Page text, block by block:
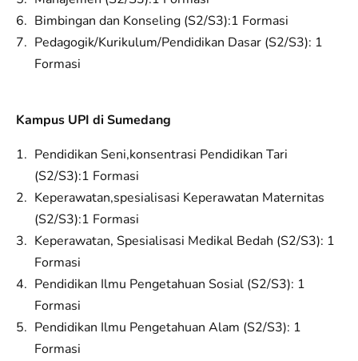
Bimbingan dan Konseling (S2/S3):1 Formasi
Pedagogik/Kurikulum/Pendidikan Dasar (S2/S3): 1
Formasi
Kampus UPI di Sumedang
Pendidikan Seni,konsentrasi Pendidikan Tari
(S2/S3):1 Formasi
Keperawatan,spesialisasi Keperawatan Maternitas
(S2/S3):1 Formasi
Keperawatan, Spesialisasi Medikal Bedah (S2/S3): 1
Formasi
Pendidikan Ilmu Pengetahuan Sosial (S2/S3): 1
Formasi
Pendidikan Ilmu Pengetahuan Alam (S2/S3): 1
Formasi